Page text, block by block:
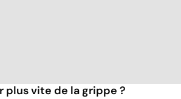
plus vite de la grippe ?